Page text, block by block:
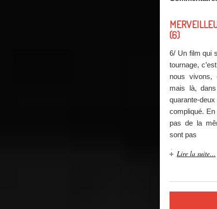
(6)
6/ Un film qui
tournage,
nous vivons,
mais là,
quarante-
compliqué. En
pas de la
sont pas
Lire la suite…